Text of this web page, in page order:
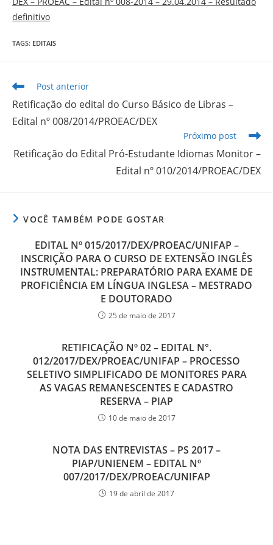
definitivo
TAGS: EDITAIS
Post anterior
Retificação do edital do Curso Básico de Libras –
Edital nº 008/2014/PROEAC/DEX
Próximo post
Retificação do Edital Pró-Estudante Idiomas Monitor –
Edital nº 010/2014/PROEAC/DEX
VOCÊ TAMBÉM PODE GOSTAR
EDITAL Nº 015/2017/DEX/PROEAC/UNIFAP –
INSCRIÇÃO PARA O CURSO DE EXTENSÃO INGLÊS
INSTRUMENTAL: PREPARATÓRIO PARA EXAME DE
PROFICIÊNCIA EM LÍNGUA INGLESA – MESTRADO
E DOUTORADO
25 de maio de 2017
RETIFICAÇÃO Nº 02 – EDITAL N°.
012/2017/DEX/PROEAC/UNIFAP – PROCESSO
SELETIVO SIMPLIFICADO DE MONITORES PARA
AS VAGAS REMANESCENTES E CADASTRO
RESERVA – PIAP
10 de maio de 2017
NOTA DAS ENTREVISTAS – PS 2017 –
PIAP/UNIENEM – EDITAL Nº
007/2017/DEX/PROEAC/UNIFAP
19 de abril de 2017